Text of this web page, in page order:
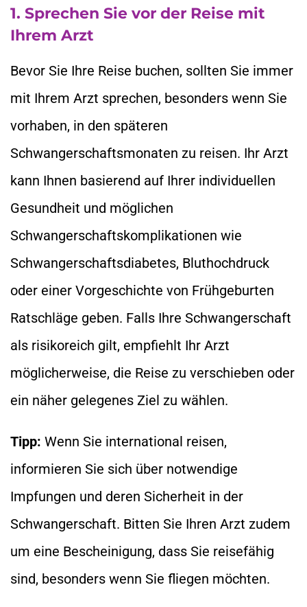
1. Sprechen Sie vor der Reise mit
Ihrem Arzt
Bevor Sie Ihre Reise buchen, sollten Sie immer
mit Ihrem Arzt sprechen, besonders wenn Sie
vorhaben, in den späteren
Schwangerschaftsmonaten zu reisen. Ihr Arzt
kann Ihnen basierend auf Ihrer individuellen
Gesundheit und möglichen
Schwangerschaftskomplikationen wie
Schwangerschaftsdiabetes, Bluthochdruck
oder einer Vorgeschichte von Frühgeburten
Ratschläge geben. Falls Ihre Schwangerschaft
als risikoreich gilt, empfiehlt Ihr Arzt
möglicherweise, die Reise zu verschieben oder
ein näher gelegenes Ziel zu wählen.
Tipp: Wenn Sie international reisen,
informieren Sie sich über notwendige
Impfungen und deren Sicherheit in der
Schwangerschaft. Bitten Sie Ihren Arzt zudem
um eine Bescheinigung, dass Sie reisefähig
sind, besonders wenn Sie fliegen möchten.